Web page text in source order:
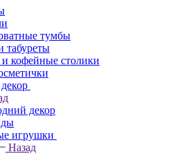
тумбы
кофейные столики
декор
игрушки
Назад